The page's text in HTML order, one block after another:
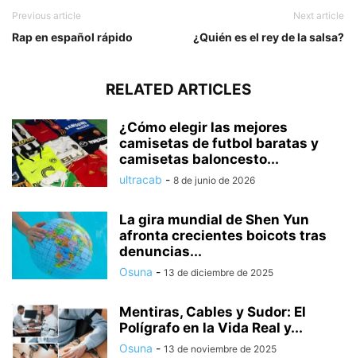
Previous article
Rap en español rápido
Next article
¿Quién es el rey de la salsa?
RELATED ARTICLES
¿Cómo elegir las mejores
camisetas de futbol baratas y
camisetas baloncesto...
ultracab - 8 de junio de 2026
La gira mundial de Shen Yun
afronta crecientes boicots tras
denuncias...
Osuna - 13 de diciembre de 2025
Mentiras, Cables y Sudor: El
Polígrafo en la Vida Real y...
Osuna - 13 de noviembre de 2025